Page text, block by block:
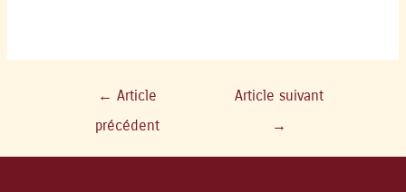
← Article
précédent
Article suivant
→